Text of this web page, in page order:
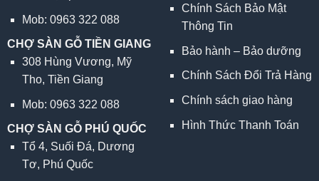
Mob: 0963 322 088
CHỢ SÀN GỖ TIỀN GIANG
308 Hùng Vương, Mỹ
Tho, Tiền Giang
Mob: 0963 322 088
CHỢ SÀN GỖ PHÚ QUỐC
Tổ 4, Suối Đá, Dương
Tơ, Phú Quốc
Chính Sách Bảo Mật
Thông Tin
Bảo hành – Bảo dưỡng
Chính Sách Đổi Trả Hàng
Chính sách giao hàng
Hình Thức Thanh Toán